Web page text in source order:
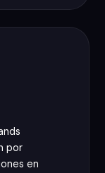
por
en